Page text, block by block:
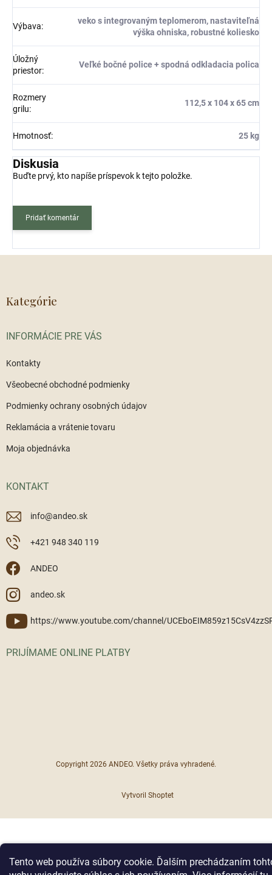
Tento web používa súbory cookie. Ďalším prechádzaním
Výbava:
veko s integrovaným teplomerom, nastaviteľná
výška ohniska, robustné koliesko
Úložný
priestor:
Veľké bočné police + spodná odkladacia polica
Rozmery
grilu:
112,5 x 104 x 65 cm
Hmotnosť: 25 kg
Diskusia
Buďte prvý, kto napíše príspevok k tejto položke.
Pridať komentár
Kategórie
INFORMÁCIE PRE VÁS
Kontakty
Všeobecné obchodné podmienky
Podmienky ochrany osobných údajov
Reklamácia a vrátenie tovaru
Moja objednávka
KONTAKT
info@andeo.sk
+421 948 340 119
ANDEO
andeo.sk
https://www.youtube.com/channel/
PRIJÍMAME ONLINE PLATBY
Vytvoril Shoptet
Copyright 2026 ANDEO. Všetky práva vyhradené.